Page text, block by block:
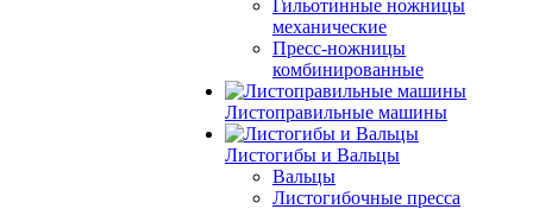
Гильотинные ножницы
механические
Пресс-ножницы
комбинированные
Листоправильные машины
Листогибы и Вальцы
Вальцы
Листогибочные пресса